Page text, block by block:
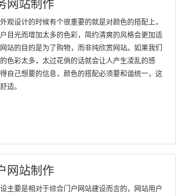
网站制作
观设计的时候有个很重要的就是对颜色的搭配上，
目光而增加太多的色彩，简约清爽的风格会更加适
站的目的是为了购物，而非纯欣赏网站。如果我们
色彩太多，太过花俏的话就会让人产生凌乱的感
自己想要的信息，颜色的搭配必须要和谐统一，这
适。
网站制作
主要是相对于综合门户网站建设而言的，网站用户